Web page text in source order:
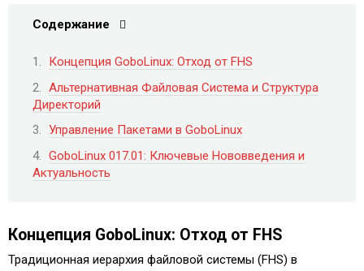
Содержание
Концепция GoboLinux: Отход от FHS
Альтернативная Файловая Система и Структура
Директорий
Управление Пакетами в GoboLinux
GoboLinux 017.01: Ключевые Нововведения и
Актуальность
Концепция GoboLinux: Отход от FHS
Традиционная иерархия файловой системы (FHS) в